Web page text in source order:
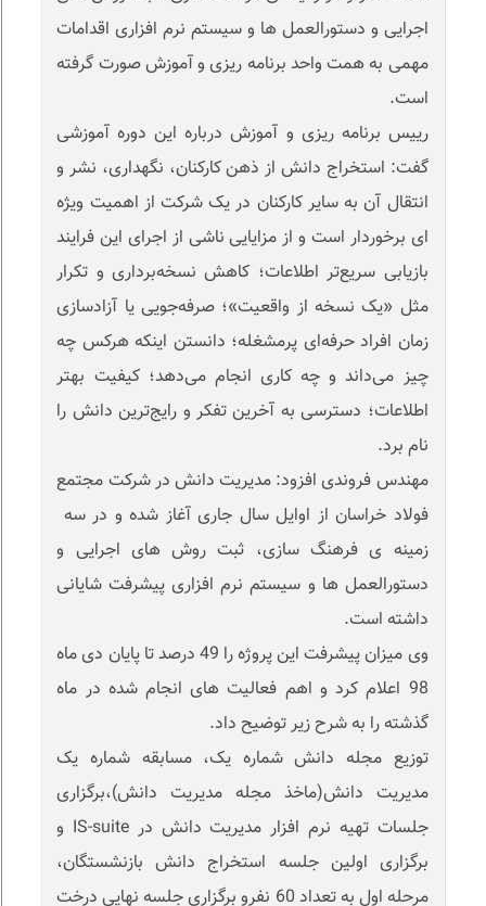
اجرایی و دستورالعمل ها و سیستم نرم افزاری اقدامات
مهمی به همت واحد برنامه ریزی و آموزش صورت گرفته
است.
رییس برنامه ریزی و آموزش درباره این دوره آموزشی
گفت: استخراج دانش از ذهن کارکنان، نگهداری، نشر و
انتقال آن به سایر کارکنان در یک شرکت از اهمیت ویژه
ای برخوردار است و از مزایایی ناشی از اجرای این فرایند
بازیابی سریع‌تر اطلاعات؛ کاهش نسخه‌برداری و تکرار
مثل «یک نسخه از واقعیت»؛ صرفه‌جویی یا آزادسازی
زمان افراد حرفه‌ای پرمشغله؛ دانستن اینکه هرکس چه
چیز می‌داند و چه کاری انجام می‌دهد؛ کیفیت بهتر
اطلاعات؛ دسترسی به آخرین تفکر و رایج‌ترین دانش را
نام برد.
مهندس فروندی افزود: مدیریت دانش در شرکت مجتمع
فولاد خراسان از اوایل سال جاری آغاز شده و در سه
زمینه ی فرهنگ سازی، ثبت روش های اجرایی و
دستورالعمل ها و سیستم نرم افزاری پیشرفت شایانی
داشته است.
وی میزان پیشرفت این پروژه را 49 درصد تا پایان دی ماه
98 اعلام کرد و اهم فعالیت های انجام شده در ماه
گذشته را به شرح زیر توضیح داد.
توزیع مجله دانش شماره یک، مسابقه شماره یک
مدیریت دانش(ماخذ مجله مدیریت دانش)،برگزاری
جلسات تهیه نرم افزار مدیریت دانش در IS-suite و
برگزاری اولین جلسه استخراج دانش بازنشستگان،
مرحله اول به تعداد 60 نفرو برگزاری جلسه نهایی درخت